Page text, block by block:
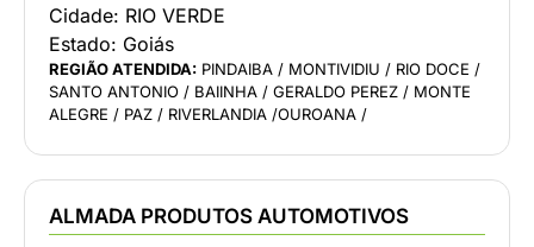
Cidade: RIO VERDE
Estado: Goiás
REGIÃO ATENDIDA: PINDAIBA / MONTIVIDIU / RIO DOCE /
SANTO ANTONIO / BAIINHA / GERALDO PEREZ / MONTE
ALEGRE / PAZ / RIVERLANDIA /OUROANA /
ALMADA PRODUTOS AUTOMOTIVOS